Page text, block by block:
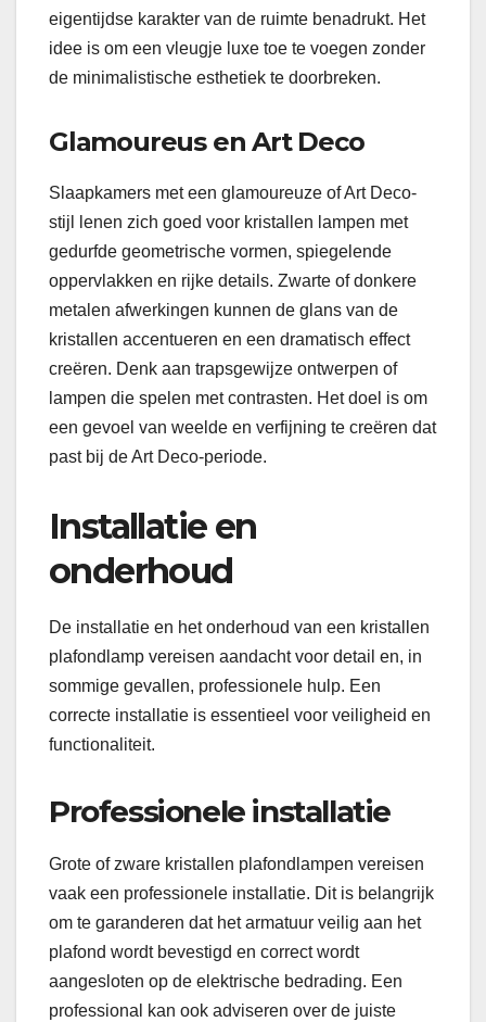
eigentijdse karakter van de ruimte benadrukt. Het
idee is om een vleugje luxe toe te voegen zonder
de minimalistische esthetiek te doorbreken.
Glamoureus en Art Deco
Slaapkamers met een glamoureuze of Art Deco-
stijl lenen zich goed voor kristallen lampen met
gedurfde geometrische vormen, spiegelende
oppervlakken en rijke details. Zwarte of donkere
metalen afwerkingen kunnen de glans van de
kristallen accentueren en een dramatisch effect
creëren. Denk aan trapsgewijze ontwerpen of
lampen die spelen met contrasten. Het doel is om
een gevoel van weelde en verfijning te creëren dat
past bij de Art Deco-periode.
Installatie en
onderhoud
De installatie en het onderhoud van een kristallen
plafondlamp vereisen aandacht voor detail en, in
sommige gevallen, professionele hulp. Een
correcte installatie is essentieel voor veiligheid en
functionaliteit.
Professionele installatie
Grote of zware kristallen plafondlampen vereisen
vaak een professionele installatie. Dit is belangrijk
om te garanderen dat het armatuur veilig aan het
plafond wordt bevestigd en correct wordt
aangesloten op de elektrische bedrading. Een
professional kan ook adviseren over de juiste